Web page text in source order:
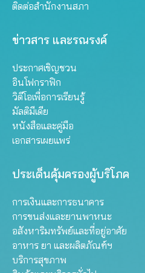
ติดต่อสำนักงานสภา
ข่าวสาร และรณรงค์
ประกาศเชิญชวน
อินโฟกราฟิก
วิดีโอเพื่อการเรียนรู้
มัลติมีเดีย
หนังสือและคู่มือ
เอกสารเผยแพร่
ประเด็นคุ้มครองผู้บริโภค
การเงินและการธนาคาร
การขนส่งและยานพาหนะ
อสังหาริมทรัพย์และที่อยู่อาศัย
อาหาร ยา และผลิตภัณฑ์ฯ
บริการสุขภาพ